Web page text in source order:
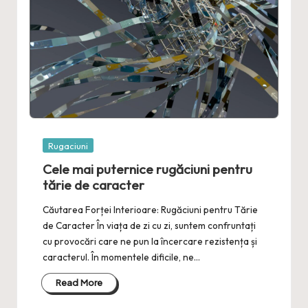
Posted
Rugaciuni
Cele mai puternice rugăciuni pentru
tărie de caracter
Căutarea Forței Interioare: Rugăciuni pentru Tărie
de Caracter În viața de zi cu zi, suntem confruntați
cu provocări care ne pun la încercare rezistența și
caracterul. În momentele dificile, ne…
Read More